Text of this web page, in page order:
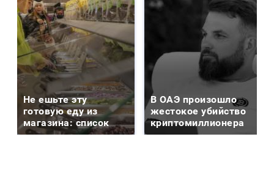
Не ешьте эту
готовую еду из
магазина: список
В ОАЭ произошло
жестокое убийство
криптомиллионера